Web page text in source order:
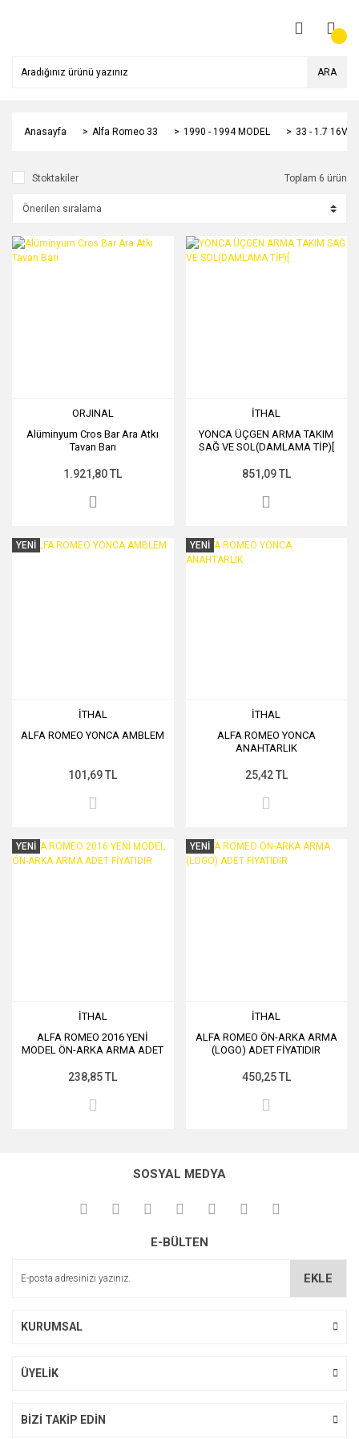
ARA
Anasayfa Alfa Romeo 33 1990 - 1994 MODEL 33 - 1.7 16V
Stoktakiler Toplam 6 ürün
ORJINAL
Alüminyum Cros Bar Ara Atkı
Tavan Barı
1.921,80 TL
İTHAL
YONCA ÜÇGEN ARMA TAKIM
SAĞ VE SOL(DAMLAMA TİP)[
851,09 TL
YENİ
İTHAL
ALFA ROMEO YONCA AMBLEM
101,69 TL
YENİ
İTHAL
ALFA ROMEO YONCA
ANAHTARLIK
25,42 TL
YENİ
İTHAL
ALFA ROMEO 2016 YENİ
MODEL ÖN-ARKA ARMA ADET
238,85 TL
YENİ
İTHAL
ALFA ROMEO ÖN-ARKA ARMA
(LOGO) ADET FİYATIDIR
450,25 TL
SOSYAL MEDYA
E-BÜLTEN
EKLE
KURUMSAL
ÜYELİK
BİZİ TAKİP EDİN